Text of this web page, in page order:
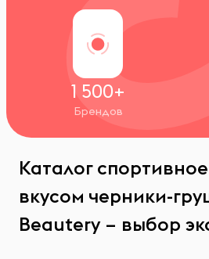
1 500+
Брендов
Каталог
вкусом черники-
Beautery – выбор